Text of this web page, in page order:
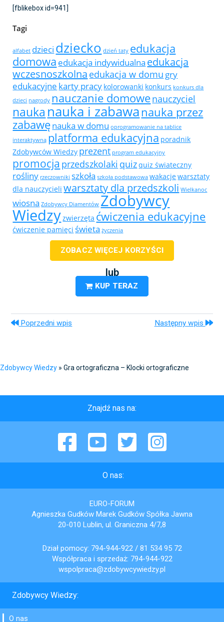
[fblikebox id=941]
Tagi
alfabet dzieci dziecko dzień taty edukacja
domowa edukacja indywidualna edukacja
wczesnoszkolna edukacja w domu gry
edukacyjne karty pracy kolorowanki konkurs konkurs dla
dzieci nagrody nauczanie domowenauczyciel
nauka nauka i zabawanauka przez
zabawęnauka w domu oprogramowanie na tablice
interaktywną platforma edukacyjna poradnik
Zdobywców Wiedzy prezent program edukacyjny
promocja przedszkolaki quizquiz świateczny
rośliny rzeczowniki szkoła szkoła podstawowa wakacjewarsztaty
dla nauczycieli warsztaty dla przedszkoli Wielkanoc
wiosna Zdobywcy Diamentów Zdobywcy
Wiedzyzwierzęta ćwiczenia edukacyjne
ćwiczenie pamięci świeta życzenia
ZOBACZ WIĘCEJ KORZYŚCI
lub
KUP TERAZ
Poprzedni wpis Następny wpis
Zdobywcy Wiedzy » Gra ortograficzna – Klocki ortograficzne
Znajdź nas na:
Facebook YouTube Twitter Instagram
O nas:
EURO-FORUM
Agnieszka Gudków Marek Gudków Spółka Jawna
20-010 Lublin, ul. Graniczna 4/7,8
Dział pomocy: 794-944-922 / 81 534 95 72
Współpraca i sprzedaż: 794-944-922
wspolpraca@zdobywcywiedzy.pl
Zdobywcy Wiedzy:
O nas